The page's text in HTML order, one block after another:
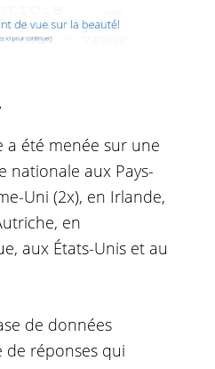
a été menée sur une
nationale aux Pays-
Uni (2x), en Irlande,
en
aux États-Unis et au
de données
réponses qui